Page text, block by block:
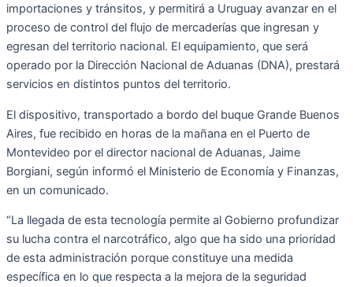
importaciones y tránsitos, y permitirá a Uruguay avanzar en el
proceso de control del flujo de mercaderías que ingresan y
egresan del territorio nacional. El equipamiento, que será
operado por la Dirección Nacional de Aduanas (DNA), prestará
servicios en distintos puntos del territorio.
El dispositivo, transportado a bordo del buque Grande Buenos
Aires, fue recibido en horas de la mañana en el Puerto de
Montevideo por el director nacional de Aduanas, Jaime
Borgiani, según informó el Ministerio de Economía y Finanzas,
en un comunicado.
“La llegada de esta tecnología permite al Gobierno profundizar
su lucha contra el narcotráfico, algo que ha sido una prioridad
de esta administración porque constituye una medida
específica en lo que respecta a la mejora de la seguridad